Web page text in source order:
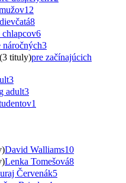
12
8
chlapcov6
náročných3
tituly)pre začínajúcich
3
adult3
1
David Walliams10
Lenka Tomešová8
Červenák5